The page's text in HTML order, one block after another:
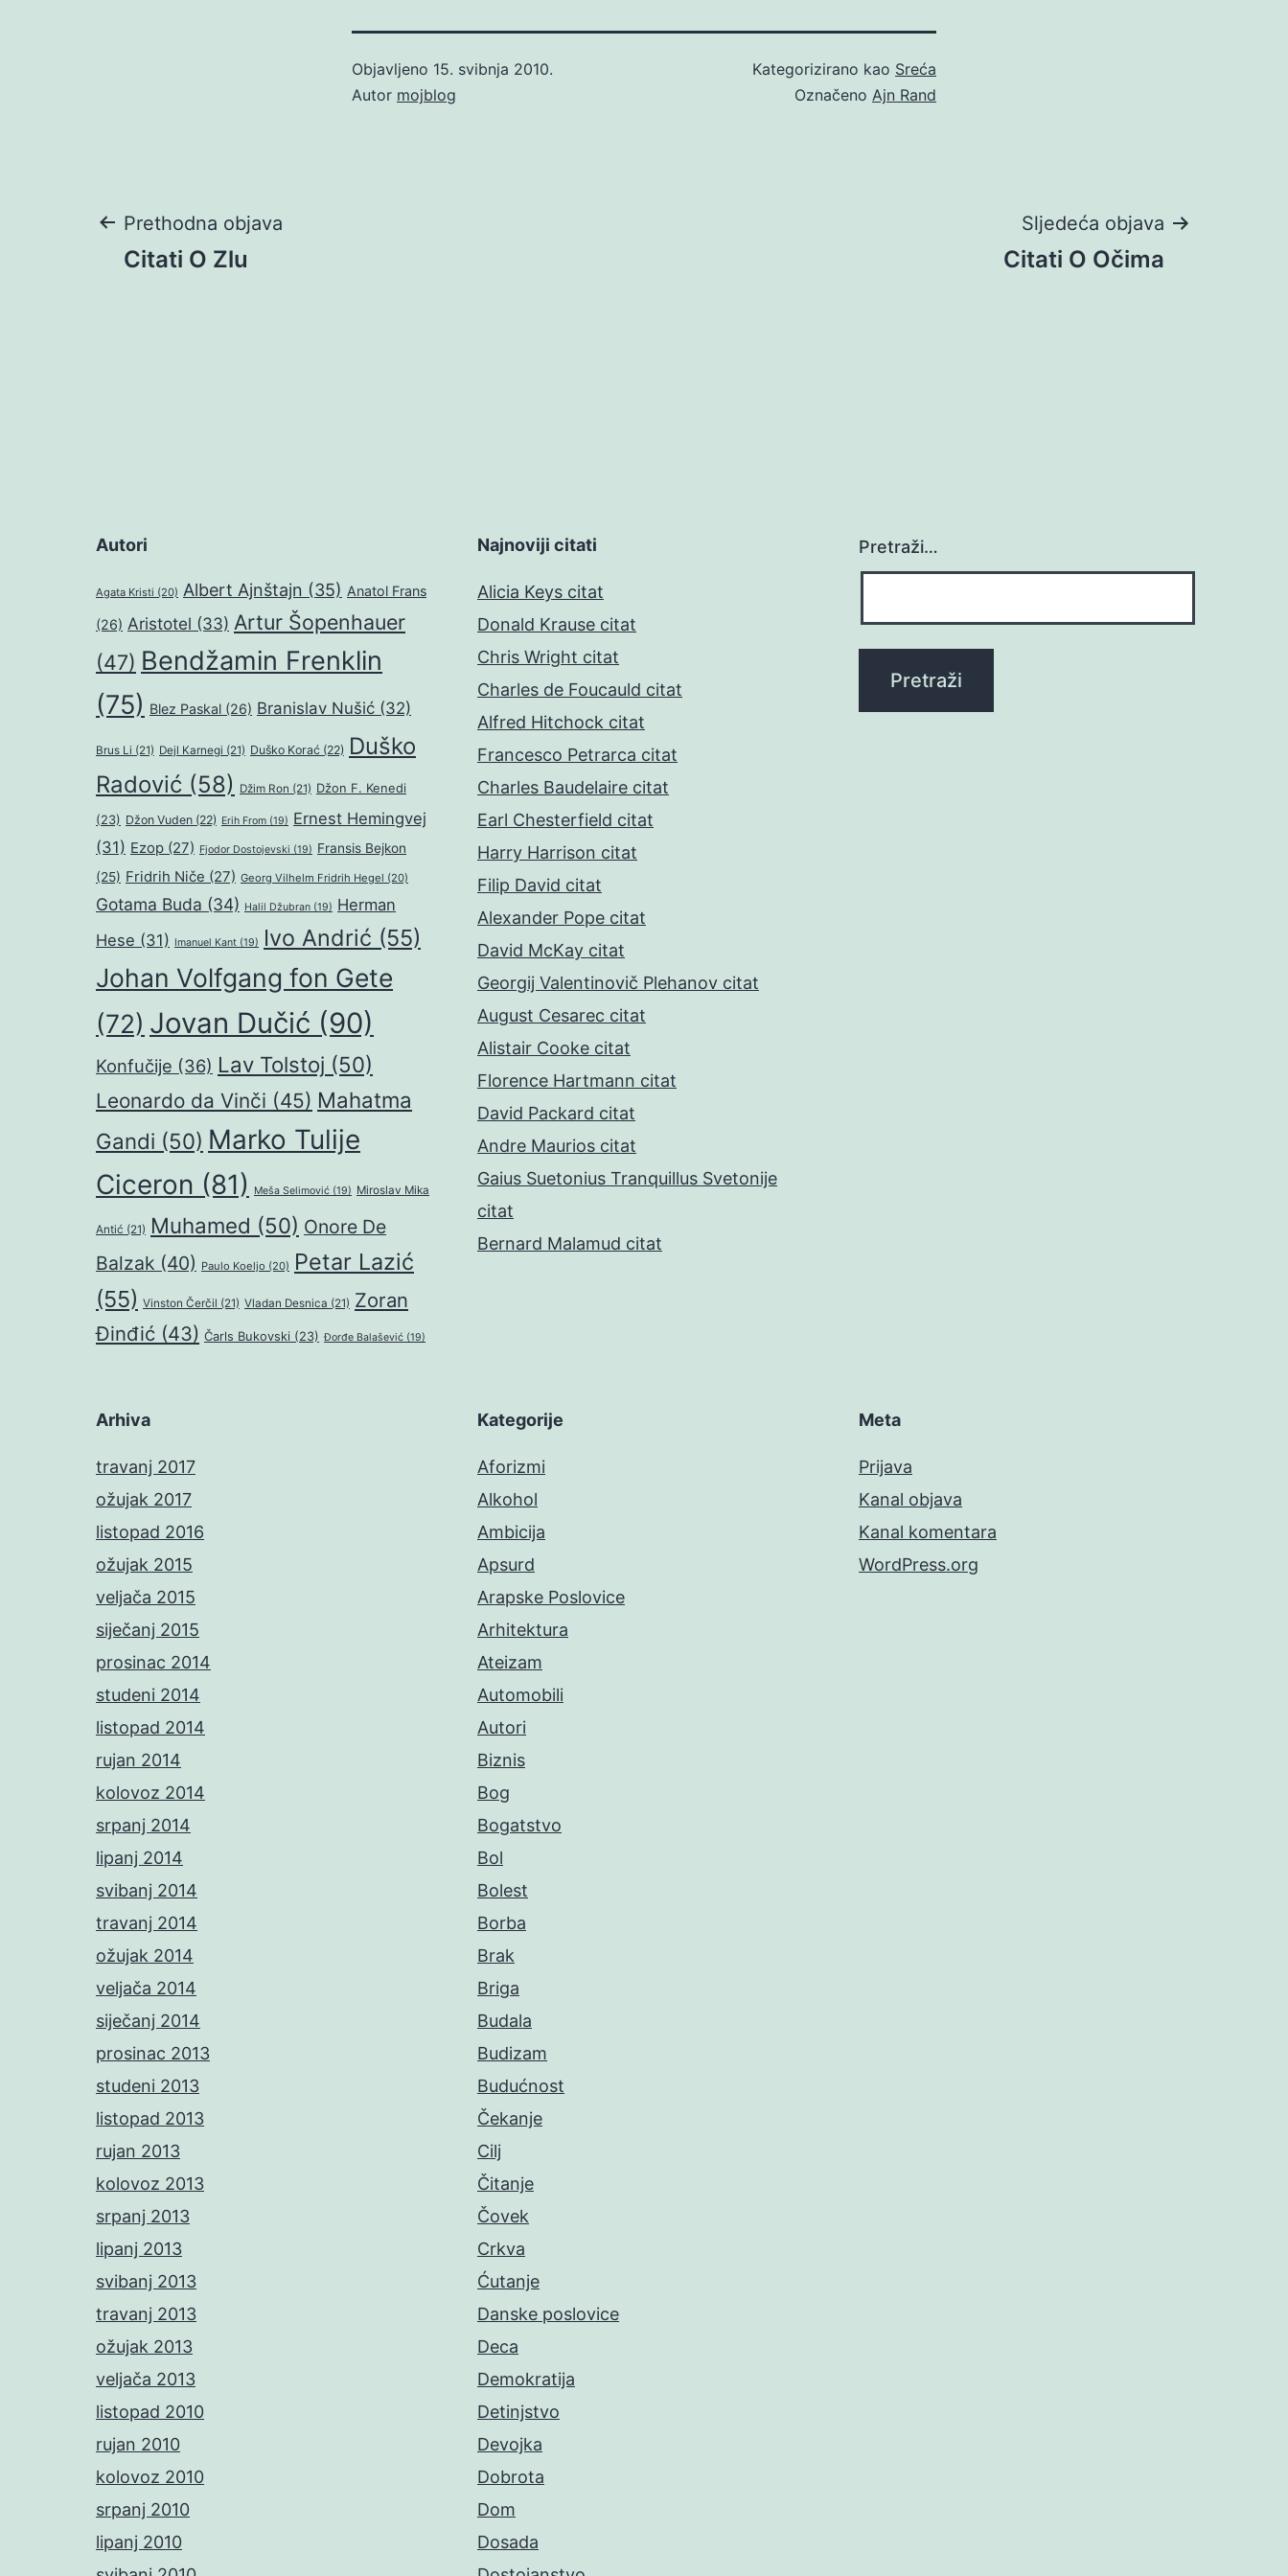
Objavljeno 15. svibnja 2010.
Autor mojblog
Kategorizirano kao Sreća
Označeno Ajn Rand
Navigacija
Prethodna objava
Citati O Zlu
Sljedeća objava
Citati O Očima
Autori
Agata Kristi (20) Albert Ajnštajn (35) Anatol Frans
(26) Aristotel (33) Artur Šopenhauer
(47) Bendžamin Frenklin
(75) Blez Paskal (26) Branislav Nušić (32)
Brus Li (21) Dejl Karnegi (21) Duško Korać (22) Duško
Radović (58) Džim Ron (21) Džon F. Kenedi
(23) Džon Vuden (22) Erih From (19) Ernest Hemingvej
(31) Ezop (27) Fjodor Dostojevski (19) Fransis Bejkon
(25) Fridrih Niče (27) Georg Vilhelm Fridrih Hegel (20)
Gotama Buda (34) Halil Džubran (19) Herman
Hese (31) Imanuel Kant (19) Ivo Andrić (55)
Johan Volfgang fon Gete
(72) Jovan Dučić (90)
Konfučije (36) Lav Tolstoj (50)
Leonardo da Vinči (45) Mahatma
Gandi (50) Marko Tulije
Ciceron (81) Meša Selimović (19) Miroslav Mika
Antić (21) Muhamed (50) Onore De
Balzak (40) Paulo Koeljo (20) Petar Lazić
(55) Vinston Čerčil (21) Vladan Desnica (21) Zoran
Đinđić (43) Čarls Bukovski (23) Đorđe Balašević (19)
Najnoviji citati
Alicia Keys citat
Donald Krause citat
Chris Wright citat
Charles de Foucauld citat
Alfred Hitchock citat
Francesco Petrarca citat
Charles Baudelaire citat
Earl Chesterfield citat
Harry Harrison citat
Filip David citat
Alexander Pope citat
David McKay citat
Georgij Valentinovič Plehanov citat
August Cesarec citat
Alistair Cooke citat
Florence Hartmann citat
David Packard citat
Andre Maurios citat
Gaius Suetonius Tranquillus Svetonije
citat
Bernard Malamud citat
Pretraži…
Arhiva
travanj 2017
ožujak 2017
listopad 2016
ožujak 2015
veljača 2015
siječanj 2015
prosinac 2014
studeni 2014
listopad 2014
rujan 2014
kolovoz 2014
srpanj 2014
lipanj 2014
svibanj 2014
travanj 2014
ožujak 2014
veljača 2014
siječanj 2014
prosinac 2013
studeni 2013
listopad 2013
rujan 2013
kolovoz 2013
srpanj 2013
lipanj 2013
svibanj 2013
travanj 2013
ožujak 2013
veljača 2013
listopad 2010
rujan 2010
kolovoz 2010
srpanj 2010
lipanj 2010
Kategorije
Aforizmi
Alkohol
Ambicija
Apsurd
Arapske Poslovice
Arhitektura
Ateizam
Automobili
Autori
Biznis
Bog
Bogatstvo
Bol
Bolest
Borba
Brak
Briga
Budala
Budizam
Budućnost
Čekanje
Cilj
Čitanje
Čovek
Crkva
Ćutanje
Danske poslovice
Deca
Demokratija
Detinjstvo
Devojka
Dobrota
Dom
Dosada
Meta
Prijava
Kanal objava
Kanal komentara
WordPress.org